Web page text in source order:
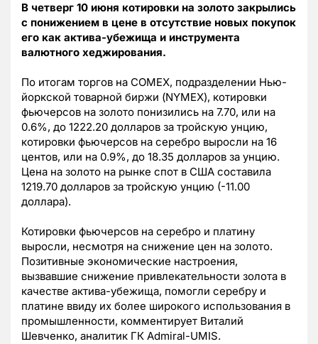
В четверг 10 июня котировки на золото закрылись
с понижением в цене в отсутствие новых покупок
его как актива-убежища и инструмента
валютного хеджирования.
По итогам торгов на COMEX, подразделении Нью-
йоркской товарной биржи (NYMEX), котировки
фьючерсов на золото понизились на 7.70, или на
0.6%, до 1222.20 долларов за тройскую унцию,
котировки фьючерсов на серебро выросли на 16
центов, или на 0.9%, до 18.35 долларов за унцию.
Цена на золото на рынке спот в США составила
1219.70 долларов за тройскую унцию (-11.00
доллара).
Котировки фьючерсов на серебро и платину
выросли, несмотря на снижение цен на золото.
Позитивные экономические настроения,
вызвавшие снижение привлекательности золота в
качестве актива-убежища, помогли серебру и
платине ввиду их более широкого использования в
промышленности, комментирует Виталий
Шевченко, аналитик ГК Admiral-UMIS.